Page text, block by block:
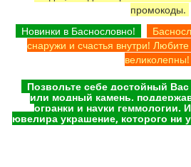
промокоды.
Новинки в Баснословно!
снаружи и счастья внутри!
великолепны!
Позвольте себе достойный
или модный камень,
огранки и науки геммологии.
ювелира украшение, которого ни